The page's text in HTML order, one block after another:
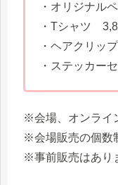
・オリジナル
・Tシャツ
・ヘアクリッ
・ステッカー
※会場、オンライ
※会場販売の個数
※事前販売はあり